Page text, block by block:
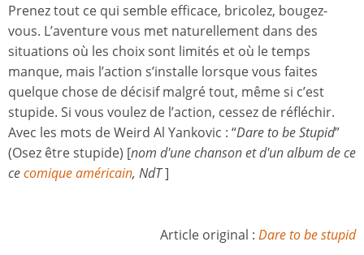
Prenez tout ce qui semble efficace, bricolez, bougez-
vous. L’aventure vous met naturellement dans des
situations où les choix sont limités et où le temps
manque, mais l’action s’installe lorsque vous faites
quelque chose de décisif malgré tout, même si c’est
stupide. Si vous voulez de l’action, cessez de réfléchir.
Avec les mots de Weird Al Yankovic : “Dare to be Stupid”
(Osez être stupide) [nom d'une chanson et d'un album de ce
cecomique américain, NdT]
Article original : Dare to be stupid